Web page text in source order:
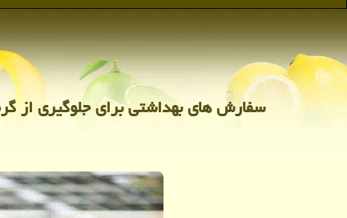
سفارش های بهداشتی برای جلوگیری از